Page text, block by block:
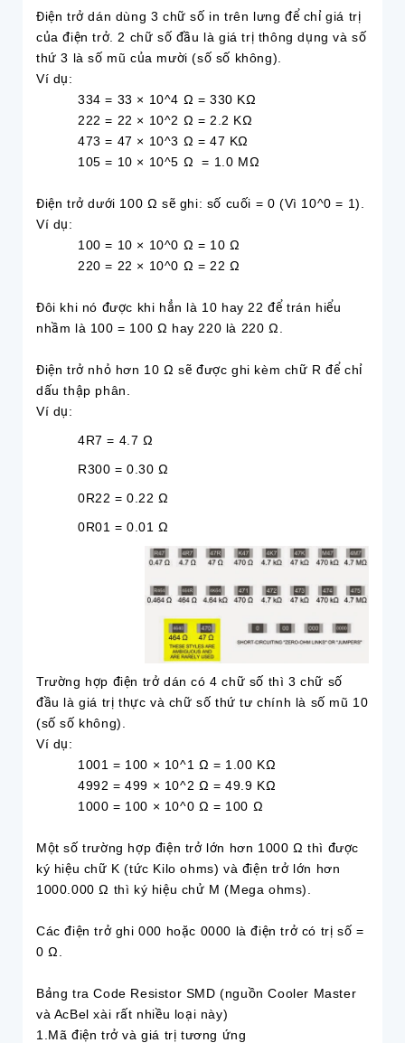
Điện trở dán dùng 3 chữ số in trên lưng để chỉ giá trị
của điện trở. 2 chữ số đầu là giá trị thông dụng và số
thứ 3 là số mũ của mười (số số không).
Ví dụ:
334 = 33 × 10^4 Ω = 330 KΩ
222 = 22 × 10^2 Ω = 2.2 KΩ
473 = 47 × 10^3 Ω = 47 KΩ
105 = 10 × 10^5 Ω = 1.0 MΩ
Điện trở dưới 100 Ω sẽ ghi: số cuối = 0 (Vì 10^0 = 1).
Ví dụ:
100 = 10 × 10^0 Ω = 10 Ω
220 = 22 × 10^0 Ω = 22 Ω
Đôi khi nó được khi hẳn là 10 hay 22 để trán hiểu
nhầm là 100 = 100 Ω hay 220 là 220 Ω.
Điện trở nhỏ hơn 10 Ω sẽ được ghi kèm chữ R để chỉ
dấu thập phân.
Ví dụ:
4R7 = 4.7 Ω
R300 = 0.30 Ω
0R22 = 0.22 Ω
0R01 = 0.01 Ω
Trường hợp điện trở dán có 4 chữ số thì 3 chữ số
đầu là giá trị thực và chữ số thứ tư chính là số mũ 10
(số số không).
Ví dụ:
1001 = 100 × 10^1 Ω = 1.00 KΩ
4992 = 499 × 10^2 Ω = 49.9 KΩ
1000 = 100 × 10^0 Ω = 100 Ω
Một số trường hợp điện trở lớn hơn 1000 Ω thì được
ký hiệu chữ K (tức Kilo ohms) và điện trở lớn hơn
1000.000 Ω thì ký hiệu chử M (Mega ohms).
Các điện trở ghi 000 hoặc 0000 là điện trở có trị số =
0 Ω.
Bảng tra Code Resistor SMD (nguồn Cooler Master
và AcBel xài rất nhiều loại này)
1.Mã điện trở và giá trị tương ứng